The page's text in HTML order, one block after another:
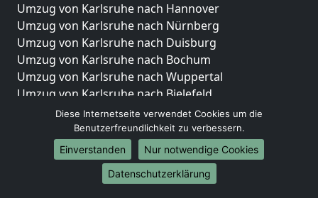
Umzug von Karlsruhe nach Hannover
Umzug von Karlsruhe nach Nürnberg
Umzug von Karlsruhe nach Duisburg
Umzug von Karlsruhe nach Bochum
Umzug von Karlsruhe nach Wuppertal
Umzug von Karlsruhe nach Bielefeld
Umzug von Karlsruhe nach Bonn
Umzug von Karlsruhe nach Münster
Internationale-Umzüge
Umzug von Karlsruhe nach Brasilien
Diese Internetseite verwendet Cookies um die
Benutzerfreundlichkeit zu verbessern.
Einverstanden
Nur notwendige Cookies
Datenschutzerklärung